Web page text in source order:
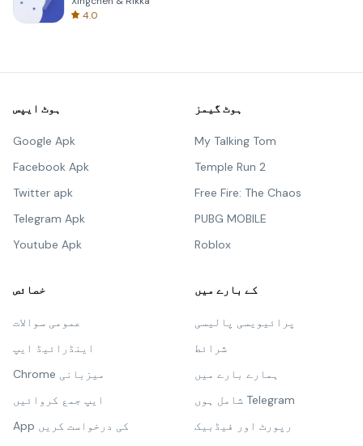
4.0
ہوٹ ایپس
Google Apk
Facebook Apk
Twitter apk
Telegram Apk
Youtube Apk
ہوٹ گیمز
My Talking Tom
Temple Run 2
Free Fire: The Chaos
PUBG MOBILE
Roblox
خصائص
عمومی سوالات
اینڈرائیڈ ایپ
Chrome میزبانی
ایپ جمع کروائیں
App کی درخواست کریں
کے بارے میں
پرائیویسی پالیسی
شرائط
ہمارے بارے میں
شامل ہوں Telegram
رپورٹ اور فیڈبیک